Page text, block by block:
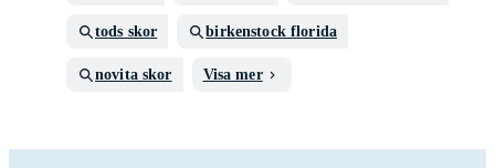
tods skor birkenstock florida
novita skor Visa mer